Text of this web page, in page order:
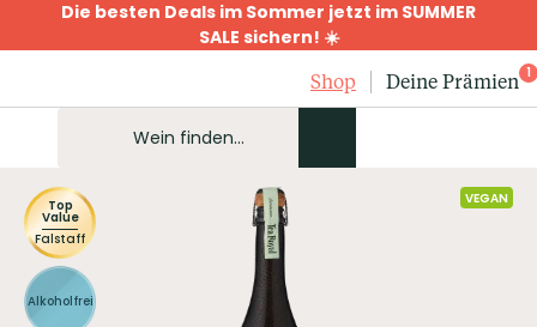
Die besten Deals im Sommer jetzt im SUMMER
SALE sichern! ☀️
Shop
Deine Prämien 1
Top
Value
Falstaff
Alkoholfrei
VEGAN